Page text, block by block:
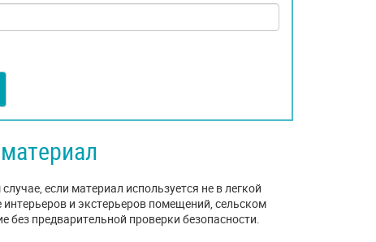
если материал используется не в легкой
и экстерьеров помещений, сельском
предварительной проверки безопасности.